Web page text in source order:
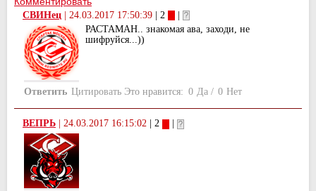
СВИНец | 24.03.2017 17:50:39 | 2
|
РАСТАМАН.. знакомая ава, заходи, не
шифруйся...))
Ответить Цитировать Это нравится: 0 Да / 0 Нет
ВЕПРЬ 24.03.2017 16:15:02 | 2